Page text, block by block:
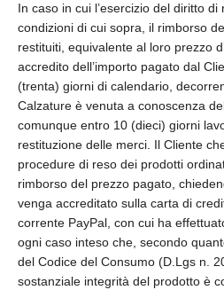
In caso in cui l’esercizio del diritto
condizioni di cui sopra, il rimborso
restituiti, equivalente al loro prezzo
accredito dell’importo pagato dal
(trenta) giorni di calendario,
Calzature è venuta a conoscenza
comunque entro 10 (dieci) giorni
restituzione delle merci. Il Cliente
procedure di reso dei prodotti
rimborso del prezzo pagato,
venga accreditato sulla carta di
corrente PayPal, con cui ha
ogni caso inteso che, secondo
del Codice del Consumo (D.Lgs n.
sostanziale integrità del prodotto è